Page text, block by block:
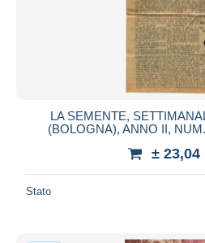
LA SEMENTE,
(BOLOGNA), ANNO II,
± 23,04
Stato